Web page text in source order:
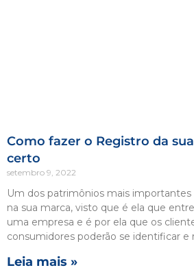
Como fazer o Registro da
certo
setembro 9, 2022
Um dos patrimônios mais
na sua marca, visto que é ela que
uma empresa e é por ela que os
consumidores poderão se identificar e
Leia mais »